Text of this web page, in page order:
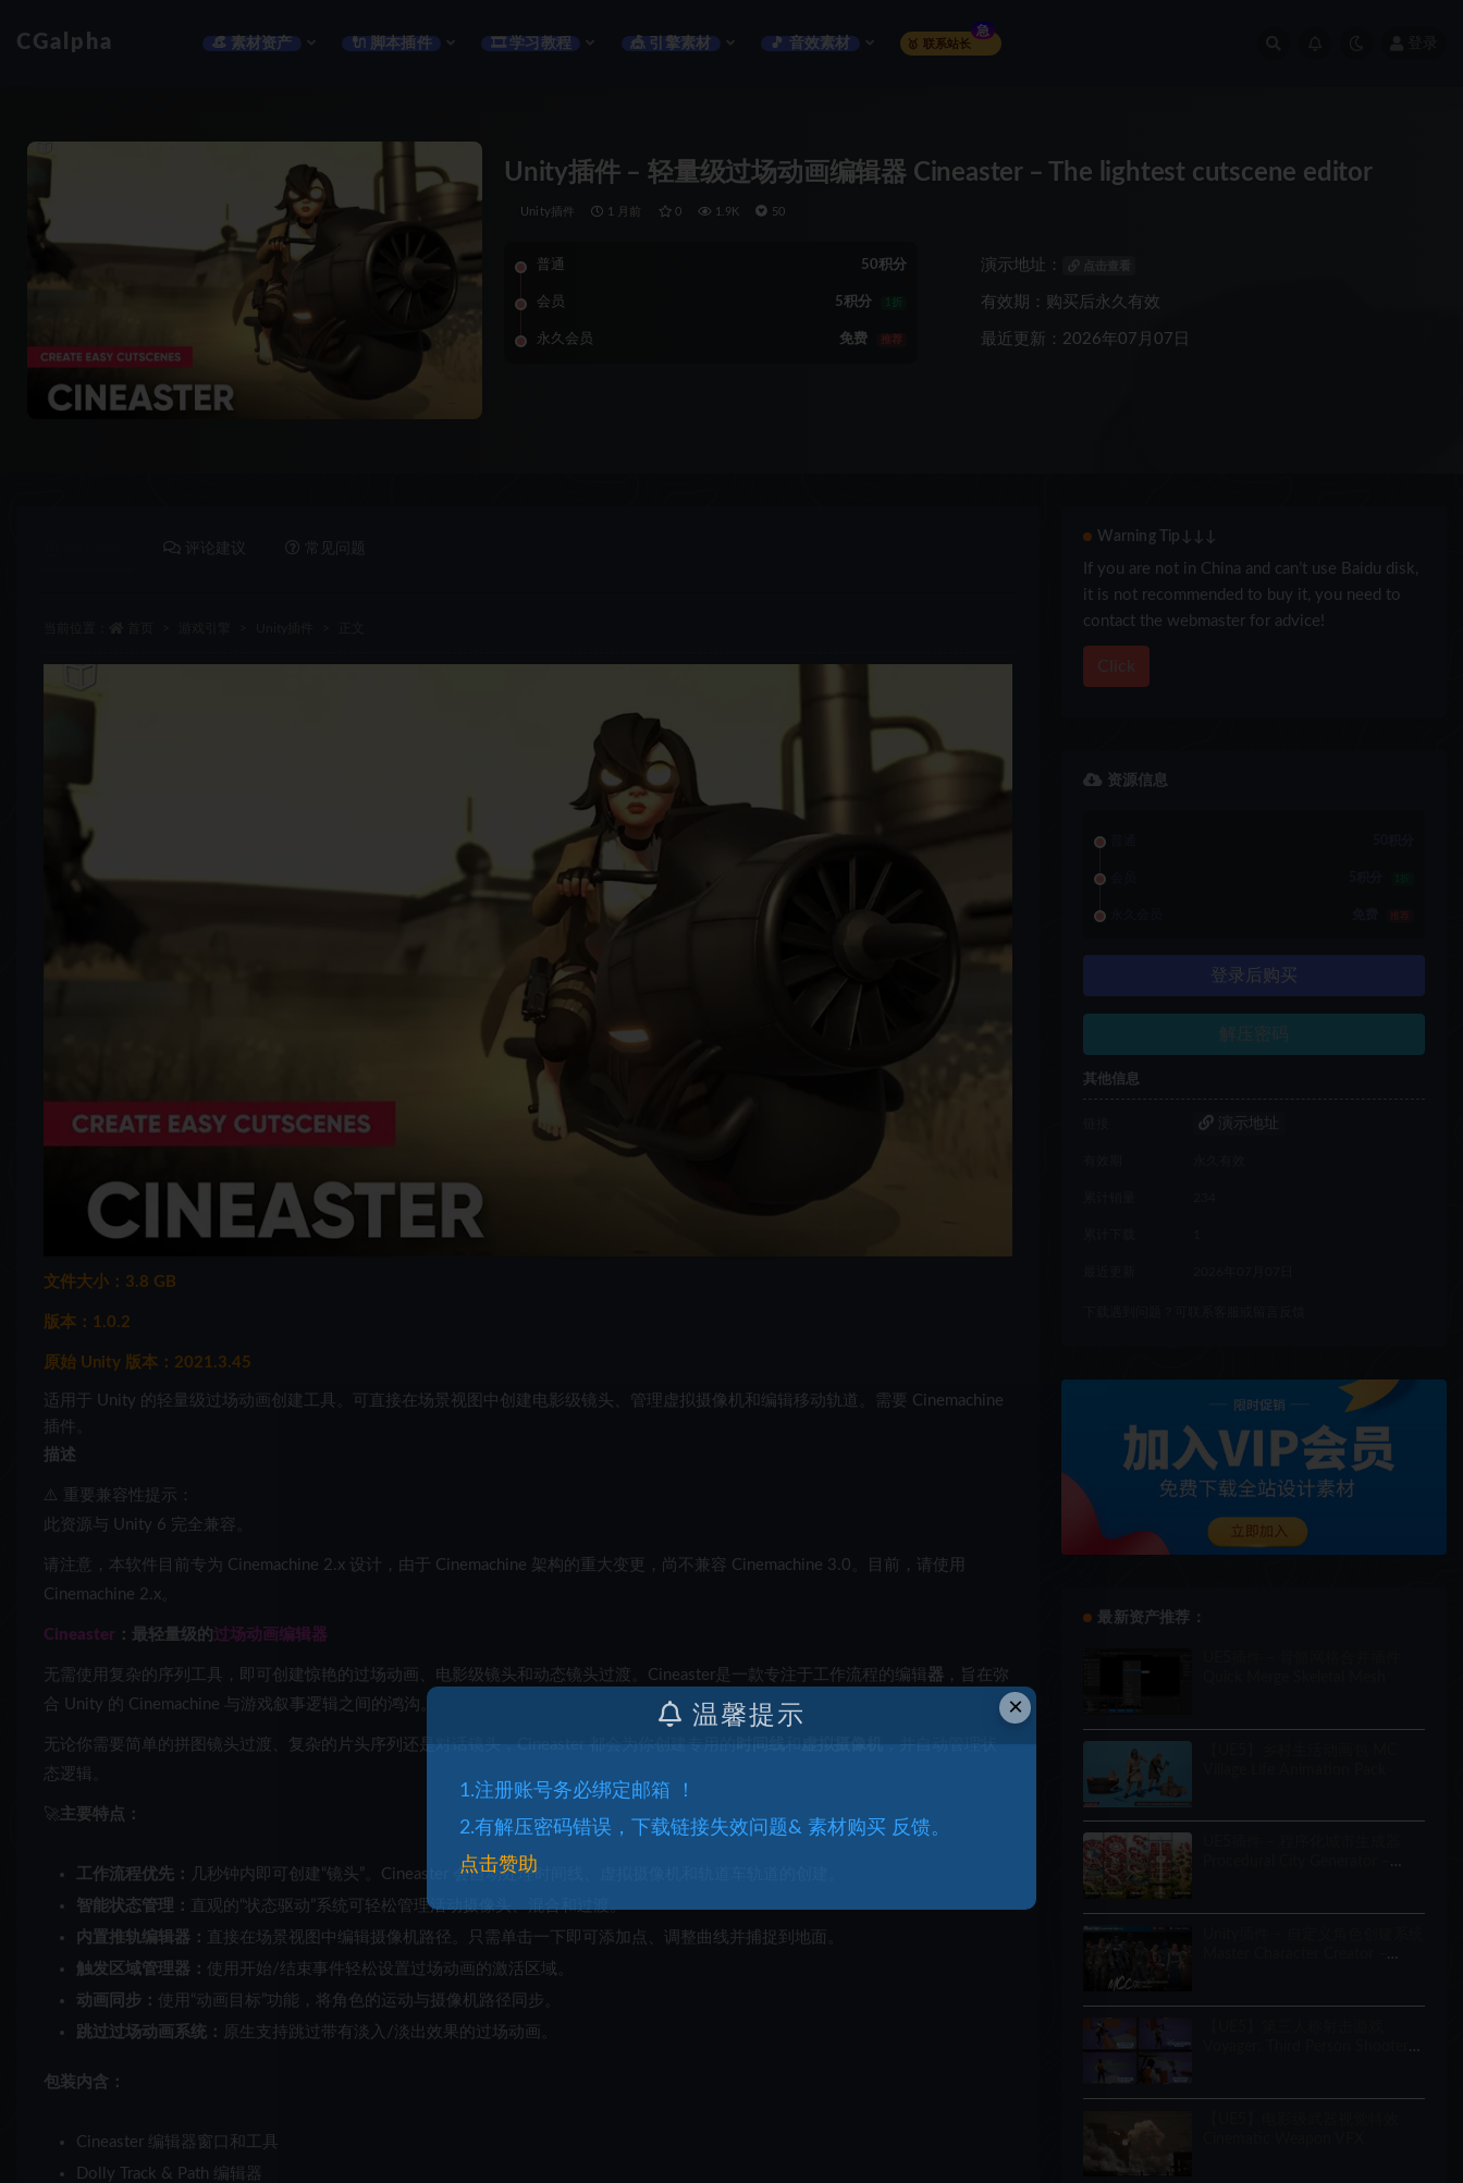
CGalpha 👒 素材资产 🔌 脚本插件 🎞️ 学习教程 🎪 引擎素材 🎵 音效素材 🥇 联系站长
急
Unity插件 – 轻量级过场动画编辑器 Cineaster – The lightest cutscene editor
Unity插件 1 月前 0 1.9K 50
普通 50积分
会员 5积分 1折
永久会员 免费 推荐
演示地址：
有效期：购买后永久有效
最近更新：2026年07月07日
评论建议 常见问题
文件大小：3.8 GB
版本：1.0.2
原始 Unity 版本：2021.3.45
适用于 Unity 的轻量级过场动画创建工具。可直接在场景视图中创建电影级镜头、管理虚拟摄像机和编辑移动轨道。需要 Cinemachine
插件。
描述
⚠️ 重要兼容性提示：
此资源与 Unity 6 完全兼容。
请注意，本软件目前专为 Cinemachine 2.x 设计，由于 Cinemachine 架构的重大变更，尚不兼容 Cinemachine 3.0。目前，请使用
Cinemachine 2.x。
Cineaster ：最轻量级的过场动画编辑器
无需使用复杂的序列工具，即可创建惊艳的过场动画、电影级镜头和动态镜头过渡。Cineaster是一款专注于工作流程的编辑 器 ，旨在弥
合 Unity 的 Cinemachine 与游戏叙事逻辑之间的鸿沟。
无论你需要简单的拼图镜头过渡、复杂的片头序列还是对话镜头，Cineaster 都会为你创建专用的时间线和虚拟摄像机，并自动管理状
态逻辑。
🚀主要特点：
工作流程优先：
几秒钟内即可创建“镜头”。Cineaster 会自动处理时间线、虚拟摄像机和轨道车轨道的创建。
智能状态管理： 直观的“状态驱动”系统可轻松管理活动摄像头、混合和过渡。
内置推轨编辑器： 直接在场景视图中编辑摄像机路径。只需单击一下即可添加点、调整曲线并捕捉到地面。
触发区域管理器： 使用开始/结束事件轻松设置过场动画的激活区域。
动画同步： 使用“动画目标”功能，将角色的运动与摄像机路径同步。
跳过过场动画系统：
原生支持跳过带有淡入/淡出效果的过场动画。
包装内含：
Cineaster 编辑器窗口和工具
Dolly Track & Path 编辑器
Warning Tip↓↓↓
If you are not in China and can’t use Baidu disk,
it is not recommended to buy it, you need to
contact the webmaster for advice!
Click
资源信息
推荐
登录后购买
解压密码
其他信息
演示地址
最新资产推荐：
×
温馨提示
1.注册账号务必绑定邮箱 ！
2.有解压密码错误，下载链接失效问题& 素材购买 反馈。
点击赞助